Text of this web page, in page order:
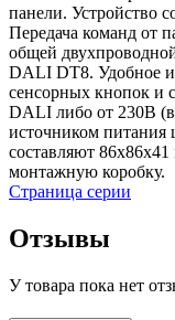
панели. Устройство
Передача команд от
общей
DALI DT8. Удобное
сенсорных кнопок и
DALI либо от 230В (в
источником
составляют
монтажную коробку.
Страница серии
Отзывы
У товара пока нет